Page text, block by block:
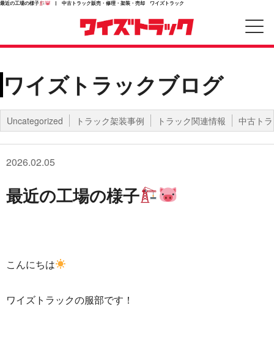
最近の工場の様子 | 中古トラック販売・修理・架装・売却 ワイズトラック
ワイズトラックブログ
Uncategorized トラック架装事例 トラック関連情報 中古ト
2026.02.05
最近の工場の様子
こんにちは
ワイズトラックの服部です！